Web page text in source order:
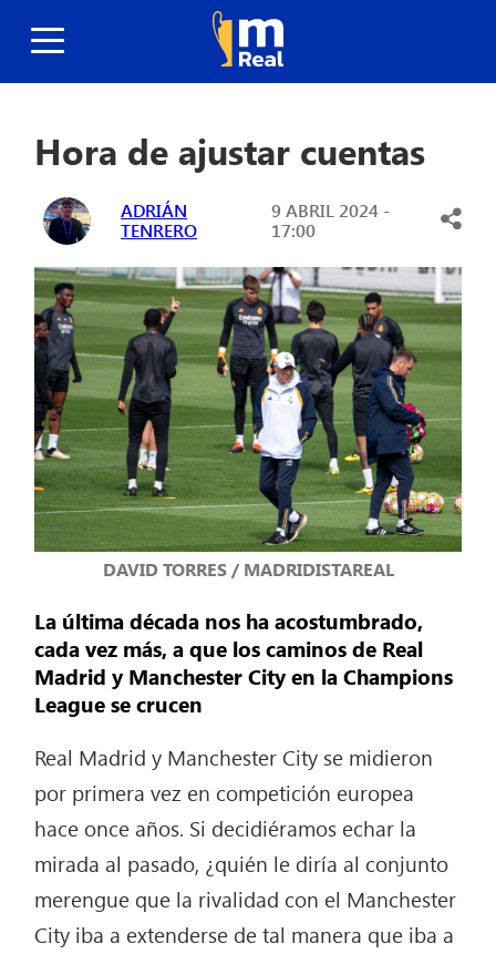
Hora de ajustar cuentas
ADRIÁN
TENRERO
9 ABRIL 2024 -
17:00
DAVID TORRES / MADRIDISTAREAL
La última década nos ha acostumbrado,
cada vez más, a que los caminos de Real
Madrid y Manchester City en la Champions
League se crucen
Real Madrid y Manchester City se midieron
por primera vez en competición europea
hace once años. Si decidiéramos echar la
mirada al pasado, ¿quién le diría al conjunto
merengue que la rivalidad con el Manchester
City iba a extenderse de tal manera que iba a